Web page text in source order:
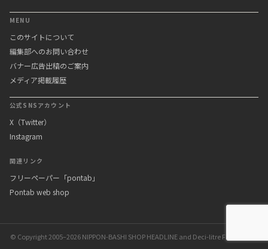
MENU
このサイトについて
編集部へのお問い合わせ
バナー広告出稿のご案内
メディア掲載履歴
公式SNSアカウント
X（Twitter）
Instagram
関連リンク
フリーペーパー「pontab」
Pontab web shop
© Copyright 2005–2026 NIPPON-BASHI SHOP HEADLINE and Deci-litre Factory Inc.